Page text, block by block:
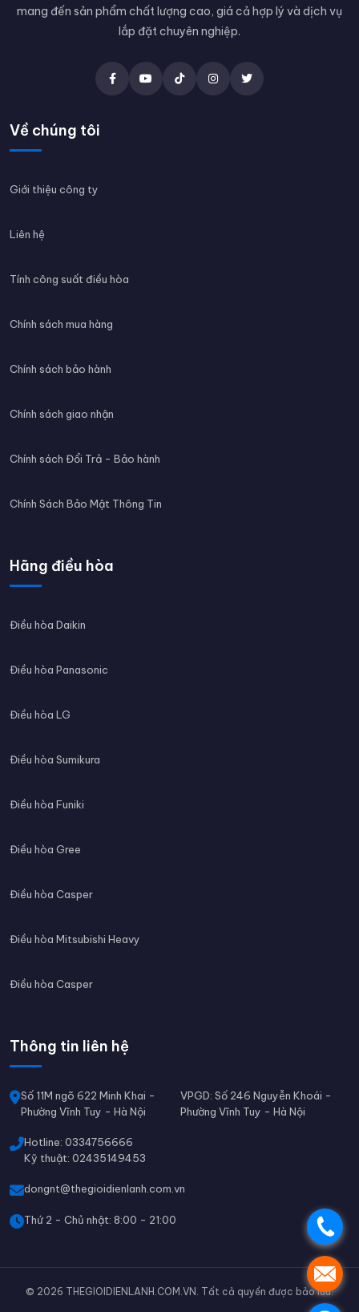
.
.
mang đến sản phẩm chất lượng cao, giá cả hợp lý và dịch vụ
lắp đặt chuyên nghiệp.
Về chúng tôi
Giới thiệu công ty
Liên hệ
Tính công suất điều hòa
Chính sách mua hàng
Chính sách bảo hành
Chính sách giao nhận
Chính sách Đổi Trả - Bảo hành
Chính Sách Bảo Mật Thông Tin
Hãng điều hòa
Điều hòa Daikin
Điều hòa Panasonic
Điều hòa LG
Điều hòa Sumikura
Điều hòa Funiki
Điều hòa Gree
Điều hòa Casper
Điều hòa Mitsubishi Heavy
Điều hòa Casper
Thông tin liên hệ
Số 11M ngõ 622 Minh Khai -
Phường Vĩnh Tuy - Hà Nội
VPGD: Số 246 Nguyễn Khoái -
Phường Vĩnh Tuy - Hà Nội
Hotline: 0334756666
Kỹ thuật: 02435149453
dongnt@thegioidienlanh.com.vn
Thứ 2 - Chủ nhật: 8:00 - 21:00
© 2026 THEGIOIDIENLANH.COM.VN. Tất cả quyền được bảo lưu.